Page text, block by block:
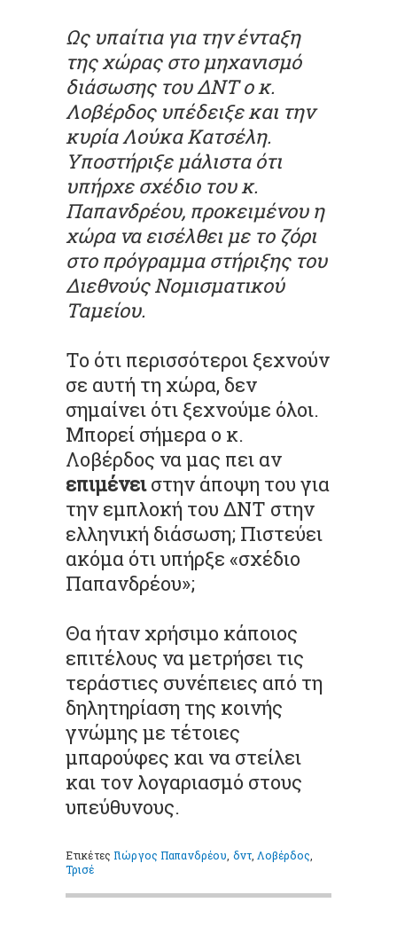
Ως υπαίτια για την ένταξη
της χώρας στο μηχανισμό
διάσωσης του ΔΝΤ ο κ.
Λοβέρδος υπέδειξε και την
κυρία Λούκα Κατσέλη.
Υποστήριξε μάλιστα ότι
υπήρχε σχέδιο του κ.
Παπανδρέου, προκειμένου η
χώρα να εισέλθει με το ζόρι
στο πρόγραμμα στήριξης του
Διεθνούς Νομισματικού
Ταμείου.
Το ότι περισσότεροι ξεχνούν
σε αυτή τη χώρα, δεν
σημαίνει ότι ξεχνούμε όλοι.
Μπορεί σήμερα ο κ.
Λοβέρδος να μας πει αν
επιμένειστην άποψη του για
την εμπλοκή του ΔΝΤ στην
ελληνική διάσωση; Πιστεύει
ακόμα ότι υπήρξε «σχέδιο
Παπανδρέου»;
Θα ήταν χρήσιμο κάποιος
επιτέλους να μετρήσει τις
τεράστιες συνέπειες από τη
δηλητηρίαση της κοινής
γνώμης με τέτοιες
μπαρούφες και να στείλει
και τον λογαριασμό στους
υπεύθυνους.
ΕτικέτεςΓιώργος Παπανδρέου, δντ,Λοβέρδος,
Τρισέ